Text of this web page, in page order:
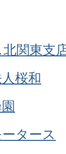
関東支
桜和
タース